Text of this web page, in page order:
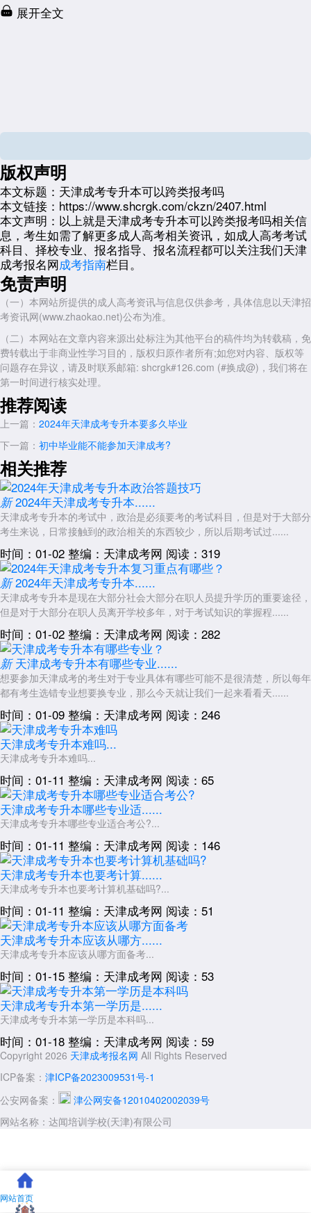
展开全文
版权声明
本文标题： 天津成考专升本可以跨类报考吗
本文链接： https://www.shcrgk.com/ckzn/2407.html
本文声明： 以上就是天津成考专升本可以跨类报考吗相关信
息，考生如需了解更多成人高考相关资讯，如成人高考考试
科目、择校专业、报名指导、报名流程都可以关注我们天津
成考报名网成考指南栏目。
免责声明
（一）本网站所提供的成人高考资讯与信息仅供参考，具体信息以天津招
考资讯网(www.zhaokao.net)公布为准。
（二）本网站在文章内容来源出处标注为其他平台的稿件均为转载稿，免
费转载出于非商业性学习目的，版权归原作者所有;如您对内容、版权等
问题存在异议，请及时联系邮箱: shcrgk#126.com (#换成@)，我们将在
第一时间进行核实处理。
推荐阅读
上一篇： 2024年天津成考专升本要多久毕业
下一篇： 初中毕业能不能参加天津成考?
相关推荐
新 2024年天津成考专升本......
天津成考专升本的考试中，政治是必须要考的考试科目，但是对于大部分
考生来说，日常接触到的政治相关的东西较少，所以后期考试过......
时间：01-02 整编：天津成考网 阅读：319
新 2024年天津成考专升本......
天津成考专升本是现在大部分社会大部分在职人员提升学历的重要途径，
但是对于大部分在职人员离开学校多年，对于考试知识的掌握程......
时间：01-02 整编：天津成考网 阅读：282
新 天津成考专升本有哪些专业......
想要参加天津成考的考生对于专业具体有哪些可能不是很清楚，所以每年
都有考生选错专业想要换专业，那么今天就让我们一起来看看天......
时间：01-09 整编：天津成考网 阅读：246
天津成考专升本难吗...
天津成考专升本难吗...
时间：01-11 整编：天津成考网 阅读：65
天津成考专升本哪些专业适......
天津成考专升本哪些专业适合考公?...
时间：01-11 整编：天津成考网 阅读：146
天津成考专升本也要考计算......
天津成考专升本也要考计算机基础吗?...
时间：01-11 整编：天津成考网 阅读：51
天津成考专升本应该从哪方......
天津成考专升本应该从哪方面备考...
时间：01-15 整编：天津成考网 阅读：53
天津成考专升本第一学历是......
天津成考专升本第一学历是本科吗...
时间：01-18 整编：天津成考网 阅读：59
Copyright 2026 天津成考报名网 All Rights Reserved
ICP备案： 津ICP备2023009531号-1
公安网备案：
津公网安备12010402002039号
网站名称：达闻培训学校(天津)有限公司
网站首页